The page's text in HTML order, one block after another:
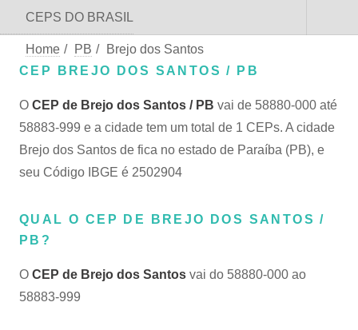
CEPS DO BRASIL
Home / PB /
Brejo dos Santos
CEP BREJO DOS SANTOS / PB
O CEP de Brejo dos Santos / PB vai de 58880-000 até
58883-999 e a cidade tem um total de 1 CEPs. A cidade
Brejo dos Santos de fica no estado de Paraíba (PB), e
seu Código IBGE é 2502904
QUAL O CEP DE BREJO DOS SANTOS /
PB?
O CEP de Brejo dos Santos vai do 58880-000 ao
58883-999